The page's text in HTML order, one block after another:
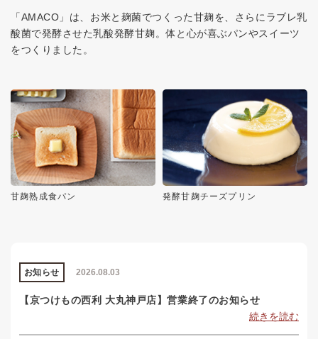
「AMACO」は、お米と麹菌でつくった甘麹を、さらにラブレ乳
酸菌で発酵させた乳酸発酵甘麹。体と心が喜ぶパンやスイーツ
をつくりました。
甘麹熟成食パン 発酵甘麹チーズプリン
2026.08.03
お知らせ
【京つけもの西利 大丸神戸店】営業終了のお知らせ
続きを読む